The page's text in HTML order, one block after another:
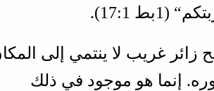
(1بط 1‏:17 ).
زائر غريب لا ينتمي إلى
إنما هو موجود في ذلك